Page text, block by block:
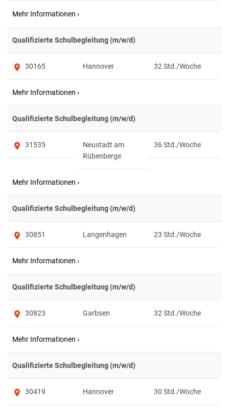
Qualifizierte Schulbegleitung (m/w/d)
30165 Hannover 32
Qualifizierte Schulbegleitung (m/w/d)
31535
Neustadt am
Rübenberge
36
Qualifizierte Schulbegleitung (m/w/d)
30851 Langenhagen 23
Qualifizierte Schulbegleitung (m/w/d)
30823 Garbsen 32
Qualifizierte Schulbegleitung (m/w/d)
30419 Hannover 30